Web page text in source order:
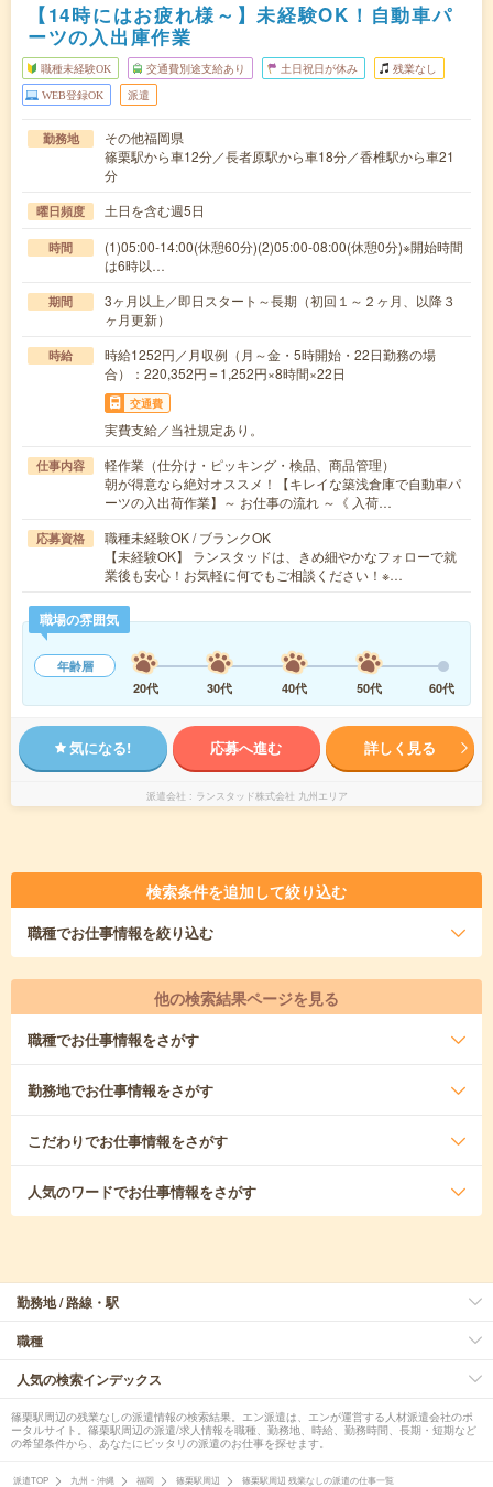
【14時にはお疲れ様～】未経験OK！自動車パ
ーツの入出庫作業
職種未経験OK 交通費別途支給あり 土日祝日が休み 残業なし
WEB登録OK 派遣
勤務地
その他福岡県
篠栗駅から車12分／長者原駅から車18分／香椎駅から車21
分
曜日頻度 土日を含む週5日
時間
(1)05:00-14:00(休憩60分)(2)05:00-08:00(休憩0分)※開始時間
は6時以…
期間
3ヶ月以上／即日スタート～長期（初回１～２ヶ月、以降３
ヶ月更新）
時給
時給1252円／月収例（月～金・5時開始・22日勤務の場
合）：220,352円＝1,252円×8時間×22日
交通費
実費支給／当社規定あり。
仕事内容
軽作業（仕分け・ピッキング・検品、商品管理）
朝が得意なら絶対オススメ！【キレイな築浅倉庫で自動車パ
ーツの入出荷作業】～ お仕事の流れ ～《 入荷…
応募資格
職種未経験OK / ブランクOK
【未経験OK】 ランスタッドは、きめ細やかなフォローで就
業後も安心！お気軽に何でもご相談ください！※…
職場の雰囲気
年齢層
20代
30代 40代 50代 60代
気になる! 応募へ進む 詳しく見る
派遣会社 ランスタッド株式会社 九州エリア
検索条件を追加して絞り込む
職種でお仕事情報を絞り込む
他の検索結果ページを見る
職種でお仕事情報をさがす
勤務地でお仕事情報をさがす
こだわりでお仕事情報をさがす
人気のワードでお仕事情報をさがす
勤務地 / 路線・駅
職種
人気の検索インデックス
篠栗駅周辺の残業なしの派遣情報の検索結果。エン派遣は、エンが運営する人材派遣会社のポ
ータルサイト。篠栗駅周辺の派遣/求人情報を職種、勤務地、時給、勤務時間、長期・短期など
の希望条件から、あなたにピッタリの派遣のお仕事を探せます。
派遣TOP 九州・沖縄 福岡 篠栗駅周辺 篠栗駅周辺 残業なしの派遣の仕事一覧